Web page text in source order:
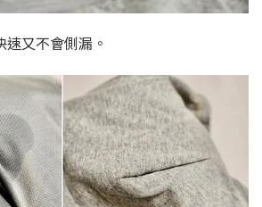
又不會側漏。